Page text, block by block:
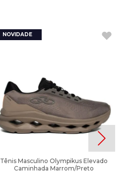
Tênis Masculino Olympikus Elevado
Caminhada Marrom/Preto